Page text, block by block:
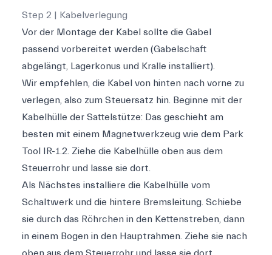
Step 2 | Kabelverlegung
Vor der Montage der Kabel sollte die Gabel
passend vorbereitet werden (Gabelschaft
abgelängt, Lagerkonus und Kralle installiert).
Wir empfehlen, die Kabel von hinten nach vorne zu
verlegen, also zum Steuersatz hin. Beginne mit der
Kabelhülle der Sattelstütze: Das geschieht am
besten mit einem Magnetwerkzeug wie dem Park
Tool IR-1.2. Ziehe die Kabelhülle oben aus dem
Steuerrohr und lasse sie dort.
Als Nächstes installiere die Kabelhülle vom
Schaltwerk und die hintere Bremsleitung. Schiebe
sie durch das Röhrchen in den Kettenstreben, dann
in einem Bogen in den Hauptrahmen. Ziehe sie nach